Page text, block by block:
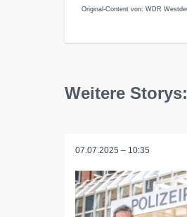
Original-Content von: WDR
Weitere
07.07.2025 – 10:35